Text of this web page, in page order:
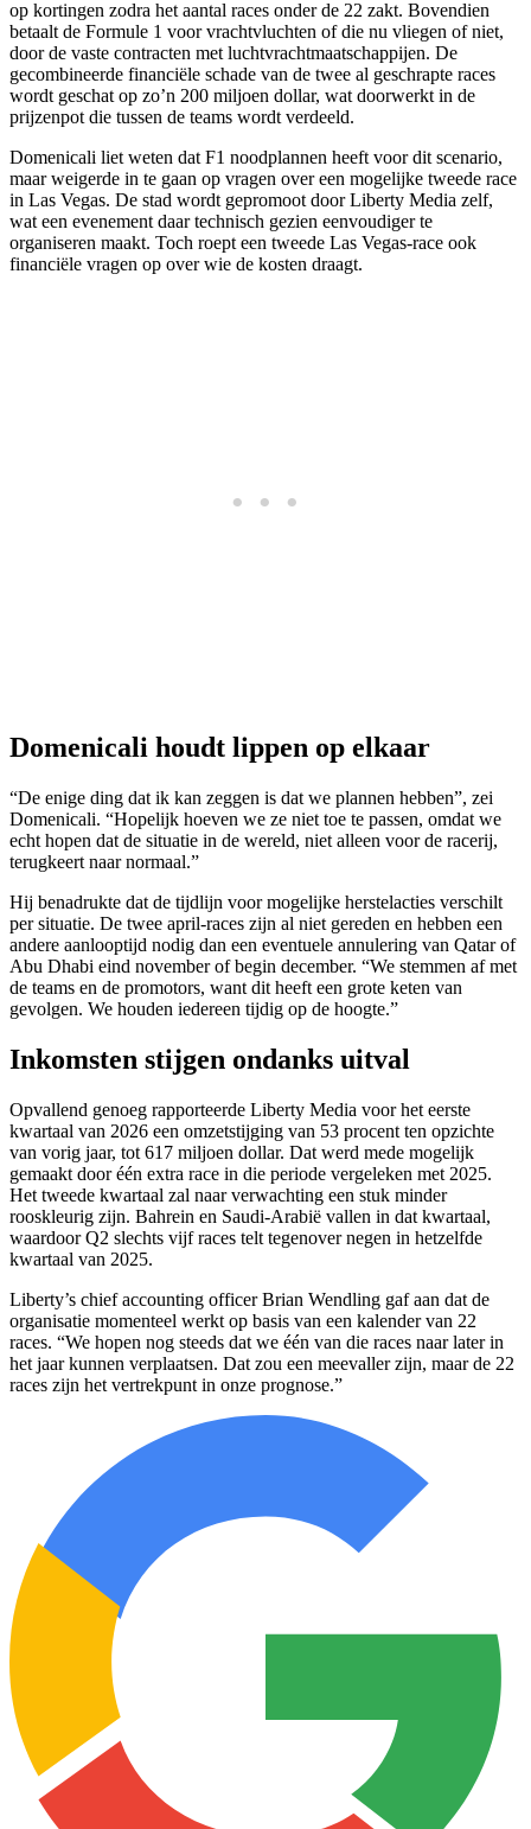
op kortingen zodra het aantal races onder de 22 zakt. Bovendien
betaalt de Formule 1 voor vrachtvluchten of die nu vliegen of niet,
door de vaste contracten met luchtvrachtmaatschappijen. De
gecombineerde financiële schade van de twee al geschrapte races
wordt geschat op zo’n 200 miljoen dollar, wat doorwerkt in de
prijzenpot die tussen de teams wordt verdeeld.
Domenicali liet weten dat F1 noodplannen heeft voor dit scenario,
maar weigerde in te gaan op vragen over een mogelijke tweede race
in Las Vegas. De stad wordt gepromoot door Liberty Media zelf,
wat een evenement daar technisch gezien eenvoudiger te
organiseren maakt. Toch roept een tweede Las Vegas-race ook
financiële vragen op over wie de kosten draagt.
Domenicali houdt lippen op elkaar
“De enige ding dat ik kan zeggen is dat we plannen hebben”, zei
Domenicali. “Hopelijk hoeven we ze niet toe te passen, omdat we
echt hopen dat de situatie in de wereld, niet alleen voor de racerij,
terugkeert naar normaal.”
Hij benadrukte dat de tijdlijn voor mogelijke herstelacties verschilt
per situatie. De twee april-races zijn al niet gereden en hebben een
andere aanlooptijd nodig dan een eventuele annulering van Qatar of
Abu Dhabi eind november of begin december. “We stemmen af met
de teams en de promotors, want dit heeft een grote keten van
gevolgen. We houden iedereen tijdig op de hoogte.”
Inkomsten stijgen ondanks uitval
Opvallend genoeg rapporteerde Liberty Media voor het eerste
kwartaal van 2026 een omzetstijging van 53 procent ten opzichte
van vorig jaar, tot 617 miljoen dollar. Dat werd mede mogelijk
gemaakt door één extra race in die periode vergeleken met 2025.
Het tweede kwartaal zal naar verwachting een stuk minder
rooskleurig zijn. Bahrein en Saudi-Arabië vallen in dat kwartaal,
waardoor Q2 slechts vijf races telt tegenover negen in hetzelfde
kwartaal van 2025.
Liberty’s chief accounting officer Brian Wendling gaf aan dat de
organisatie momenteel werkt op basis van een kalender van 22
races. “We hopen nog steeds dat we één van die races naar later in
het jaar kunnen verplaatsen. Dat zou een meevaller zijn, maar de 22
races zijn het vertrekpunt in onze prognose.”